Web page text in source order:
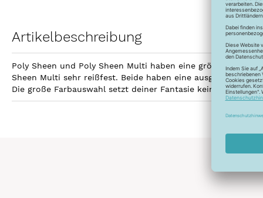
Artikelbeschreibung
Poly Sheen und Poly Sheen Multi haben eine größere
Sheen Multi sehr reißfest. Beide haben eine
Die große Farbauswahl setzt deiner Fantasie keine Grenzen